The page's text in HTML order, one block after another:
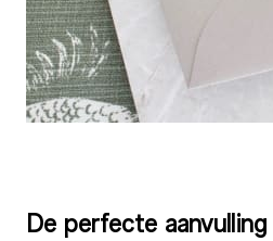
De perfecte